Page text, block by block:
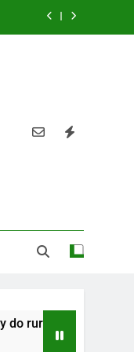
Radiotelefony
3 Miesiące Ago